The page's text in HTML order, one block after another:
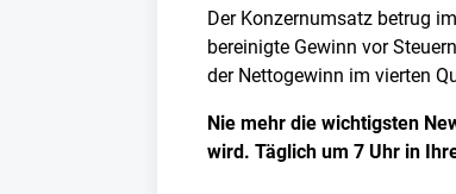
Der Konzernumsatz betrug
bereinigte Gewinn vor
der Nettogewinn im vierten
Nie mehr die wichtigsten
wird. Täglich um 7 Uhr in